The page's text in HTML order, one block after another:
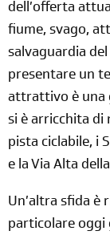
dell’offerta
fiume, svago,
salvaguardia
presentare un
attrattivo è una
si è arricchita di
pista ciclabile, i
e la Via Alta
Un’altra sfida è
particolare oggi